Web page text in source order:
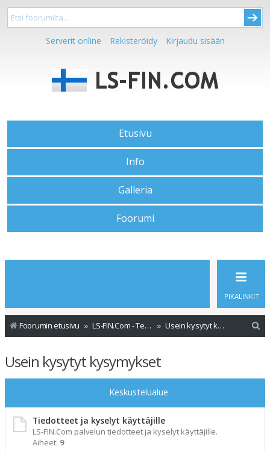
Serverit online Rekisteröidy Kirjaudu sisään
Etusivu
Info
Galleria
Foorumi
PIKALINKIT
Foorumin etusivu LS-FIN.Com - Tervetuloa Usein kysytyt kysymykset
Usein kysytyt kysymykset
Keskustelualue
Tiedotteet ja kyselyt käyttäjille
LS-FIN.Com palvelun tiedotteet ja kyselyt käyttäjille.
Aiheet: 9